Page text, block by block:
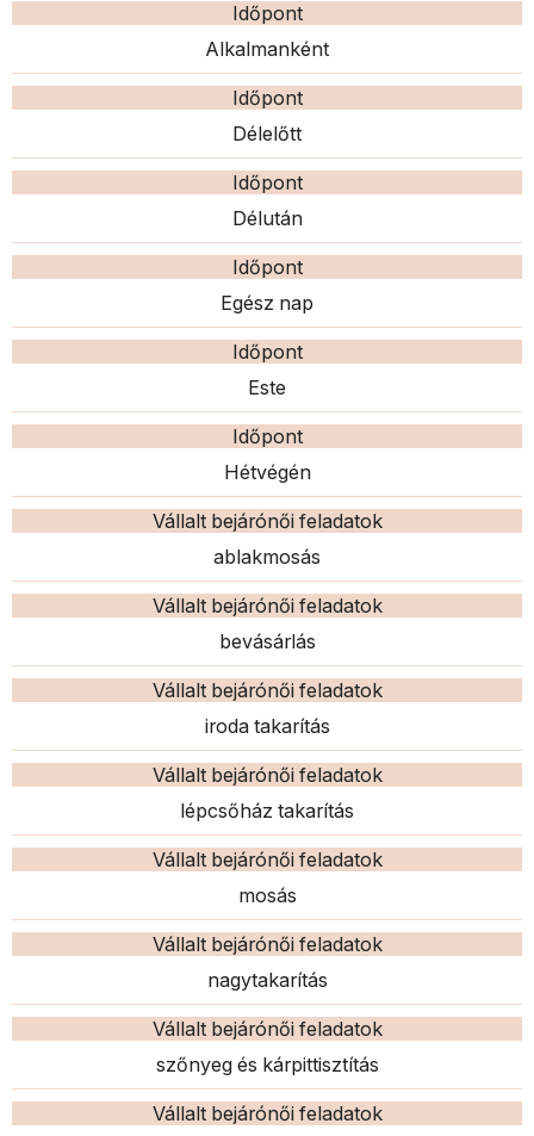
Időpont
Alkalmanként
Időpont
Délelőtt
Időpont
Délután
Időpont
Egész nap
Időpont
Este
Időpont
Hétvégén
Vállalt bejárónői feladatok
ablakmosás
Vállalt bejárónői feladatok
bevásárlás
Vállalt bejárónői feladatok
iroda takarítás
Vállalt bejárónői feladatok
lépcsőház takarítás
Vállalt bejárónői feladatok
mosás
Vállalt bejárónői feladatok
nagytakarítás
Vállalt bejárónői feladatok
szőnyeg és kárpittisztítás
Vállalt bejárónői feladatok